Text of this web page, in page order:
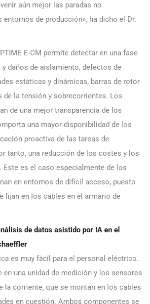
aún mejor las paradas no
entornos de producción», ha dicho el Dr.
E-CM permite detectar en una fase
daños de aislamiento, defectos de
estáticas y dinámicas, barras de rotor
de la tensión y sobrecorrientes. Los
de una mejor transparencia de los
una mayor disponibilidad de los
proactiva de las tareas de
tanto, una reducción de los costes y los
Este es el caso especialmente de los
en entornos de difícil acceso, puesto
fijan en los cables en el armario de
de datos asistido por IA en el
es muy fácil para el personal eléctrico.
una unidad de medición y los sensores
la corriente, que se montan en los cables
en cuestión. Ambos componentes se